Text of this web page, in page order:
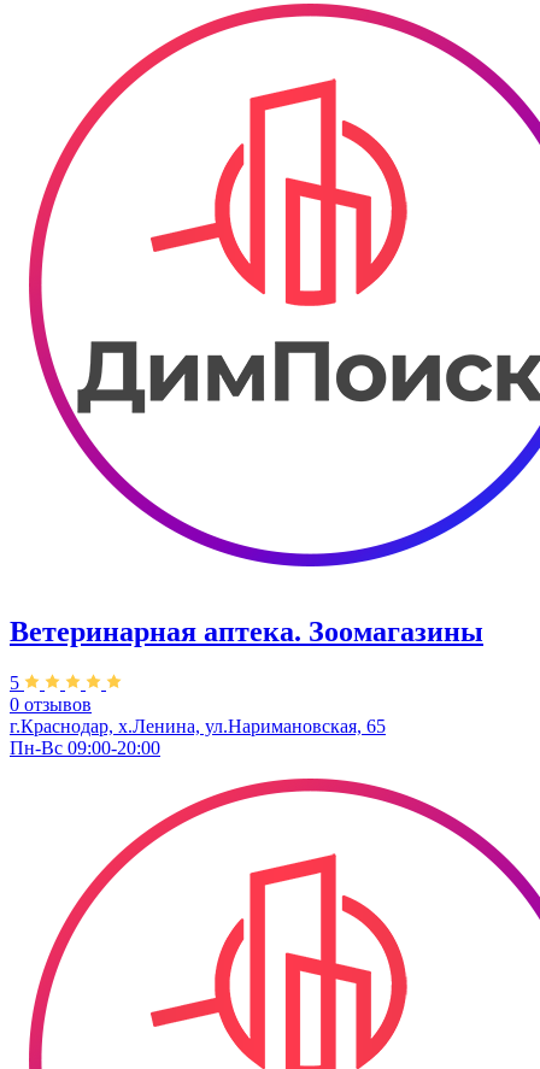
Ветеринарная аптека. Зоомагазины
5
0 отзывов
г.Краснодар, х.Ленина, ул.Наримановская, 65
Пн-Вс 09:00-20:00